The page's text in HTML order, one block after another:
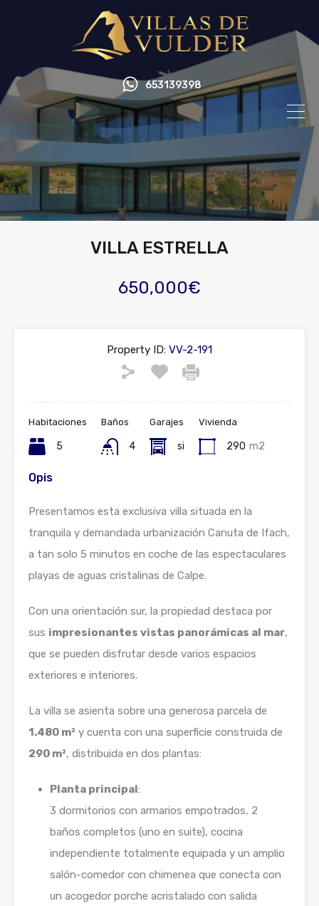
653139398
VILLA ESTRELLA
650,000€
Property ID: VV-2-191
Habitaciones
5
Baños
4
Garajes
si
Vivienda
290 m2
Opis
Presentamos esta exclusiva villa situada en la
tranquila y demandada urbanización Canuta de Ifach,
a tan solo 5 minutos en coche de las espectaculares
playas de aguas cristalinas de Calpe.
Con una orientación sur, la propiedad destaca por
sus impresionantes vistas panorámicas al mar,
que se pueden disfrutar desde varios espacios
exteriores e interiores.
La villa se asienta sobre una generosa parcela de
1.480 m² y cuenta con una superficie construida de
290 m², distribuida en dos plantas:
Planta principal:
3 dormitorios con armarios empotrados, 2
baños completos (uno en suite), cocina
independiente totalmente equipada y un amplio
salón-comedor con chimenea que conecta con
un acogedor porche acristalado con salida